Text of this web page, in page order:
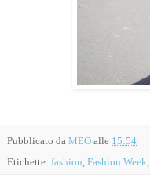
Pubblicato da MEO alle 15:54
Etichette: fashion, Fashion Week,